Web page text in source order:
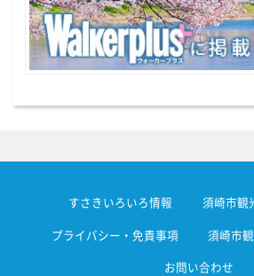
すさきいろいろ情報 須崎市観
プライバシー・免責事項 須崎市
お問い合わせ